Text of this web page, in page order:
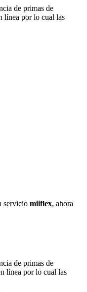
de primas de
línea por lo cual las
servicio miiflex, ahora
de primas de
línea por lo cual las